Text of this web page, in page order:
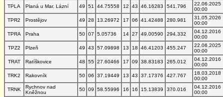
TPLA
Planá u Mar. Lázní 49 51 44.75558 12 43 46.16283 541.796
22.06.2025
00:00
TPR2
Prostějov 49 28 13.26972 17 06 41.42488 280.981
31.05.2026
00:00
TPRA
Praha 50 07 5.05736 14 27 49.00590 294.332
04.12.2016
00:00
TPZ2
Plzeň 49 43 57.09898 13 18 46.41203 455.247
22.06.2025
00:00
TRAT
Ratíškovice 48 55 27.60466 17 09 38.83183 265.012
04.12.2016
00:00
TRK2
Rakovník 50 06 37.19449 13 43 37.17376 427.767
18.03.2018
00:00
TRNK
Rychnov nad
Kněžnou
50 09 58.55996 16 16 15.13839 370.016
04.12.2016
00:00